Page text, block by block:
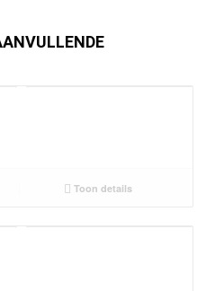
Toon details